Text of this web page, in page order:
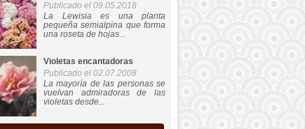
Publicado el 09.05.2018
La Lewisia es una planta
pequeña semialpina que forma
una roseta de hojas...
Violetas encantadoras
Publicado el 02.07.2008
La mayoría de las personas se
vuelvan admiradoras de las
violetas desde...